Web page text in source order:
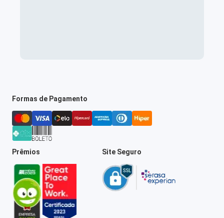
Formas de Pagamento
Prêmios Site Seguro